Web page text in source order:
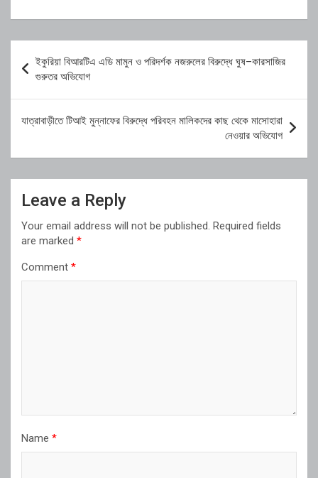
navigation
ইকুরিয়া বিআরটিএ এডি মামুন ও পরিদর্শক নজরুলের বিরুদ্ধে ঘুষ–কারসাজির
গুরুতর অভিযোগ
যাত্রাবাড়ীতে টিআই মুন্নাফের বিরুদ্ধে পরিবহন মালিকদের কাছ থেকে মাসোহারা
নেওয়ার অভিযোগ
Leave a Reply
Your email address will not be published. Required fields
are marked *
Comment *
Name *